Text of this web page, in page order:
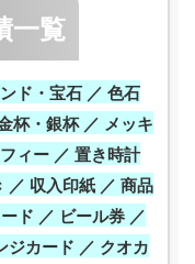
一覧
ド・宝石 ／ 色石
杯・銀杯 ／ メッキ
ィー ／ 置き時計
／ 収入印紙 ／ 商品
ド ／ ビール券 ／
ジカード ／ クオカ